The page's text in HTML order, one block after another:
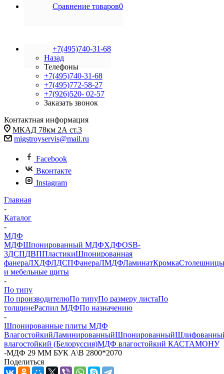
Сравнение товаров0
+7(495)740-31-68
Назад
Телефоны
+7(495)740-31-68
+7(495)772-58-27
+7(926)520- 02-57
Заказать звонок
Контактная информация
МКАД 78км 2А ст.3
migstroyservis@mail.ru
Facebook
Вконтакте
Instagram
Главная
-
Каталог
-
МДФ
МДФШпонированный МДФХДФOSB-
3ДСПДВППластикиШпонированная
фанераЛХДФЛДСПФанераЛМДФЛаминатКромкаСтолешницы
и мебельные щиты
-
По типу
По производителюПо типуПо размеру листаПо
толщинеРаспил МДФПо назначению
-
Шпонированные плиты МДФ
ВлагостойкийЛаминированныйШпонированный
влагостойкий (Белоруссия)МДФ влагостойкий КАСТАМОНУ
-МДФ 29 ММ БУК А\В 2800*2070
Поделиться